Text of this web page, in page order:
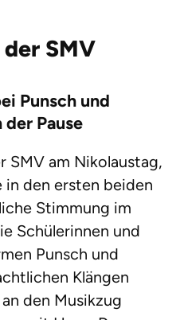
SMV
Punsch und
Pause
SMV am Nikolaustag,
in den ersten beiden
Stimmung im
Schülerinnen und
Punsch und
Klängen
den Musikzug